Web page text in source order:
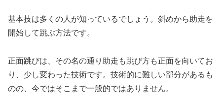
基本技は多くの人が知っているでしょう。斜めから助走を
開始して跳ぶ方法です。
正面跳びは、その名の通り助走も跳び方も正面を向いてお
り、少し変わった技術です。技術的に難しい部分があるも
のの、今ではそこまで一般的ではありません。